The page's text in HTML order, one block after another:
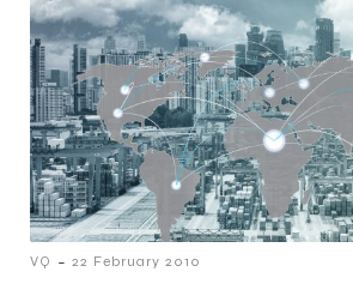
VQ - 22 February 2010